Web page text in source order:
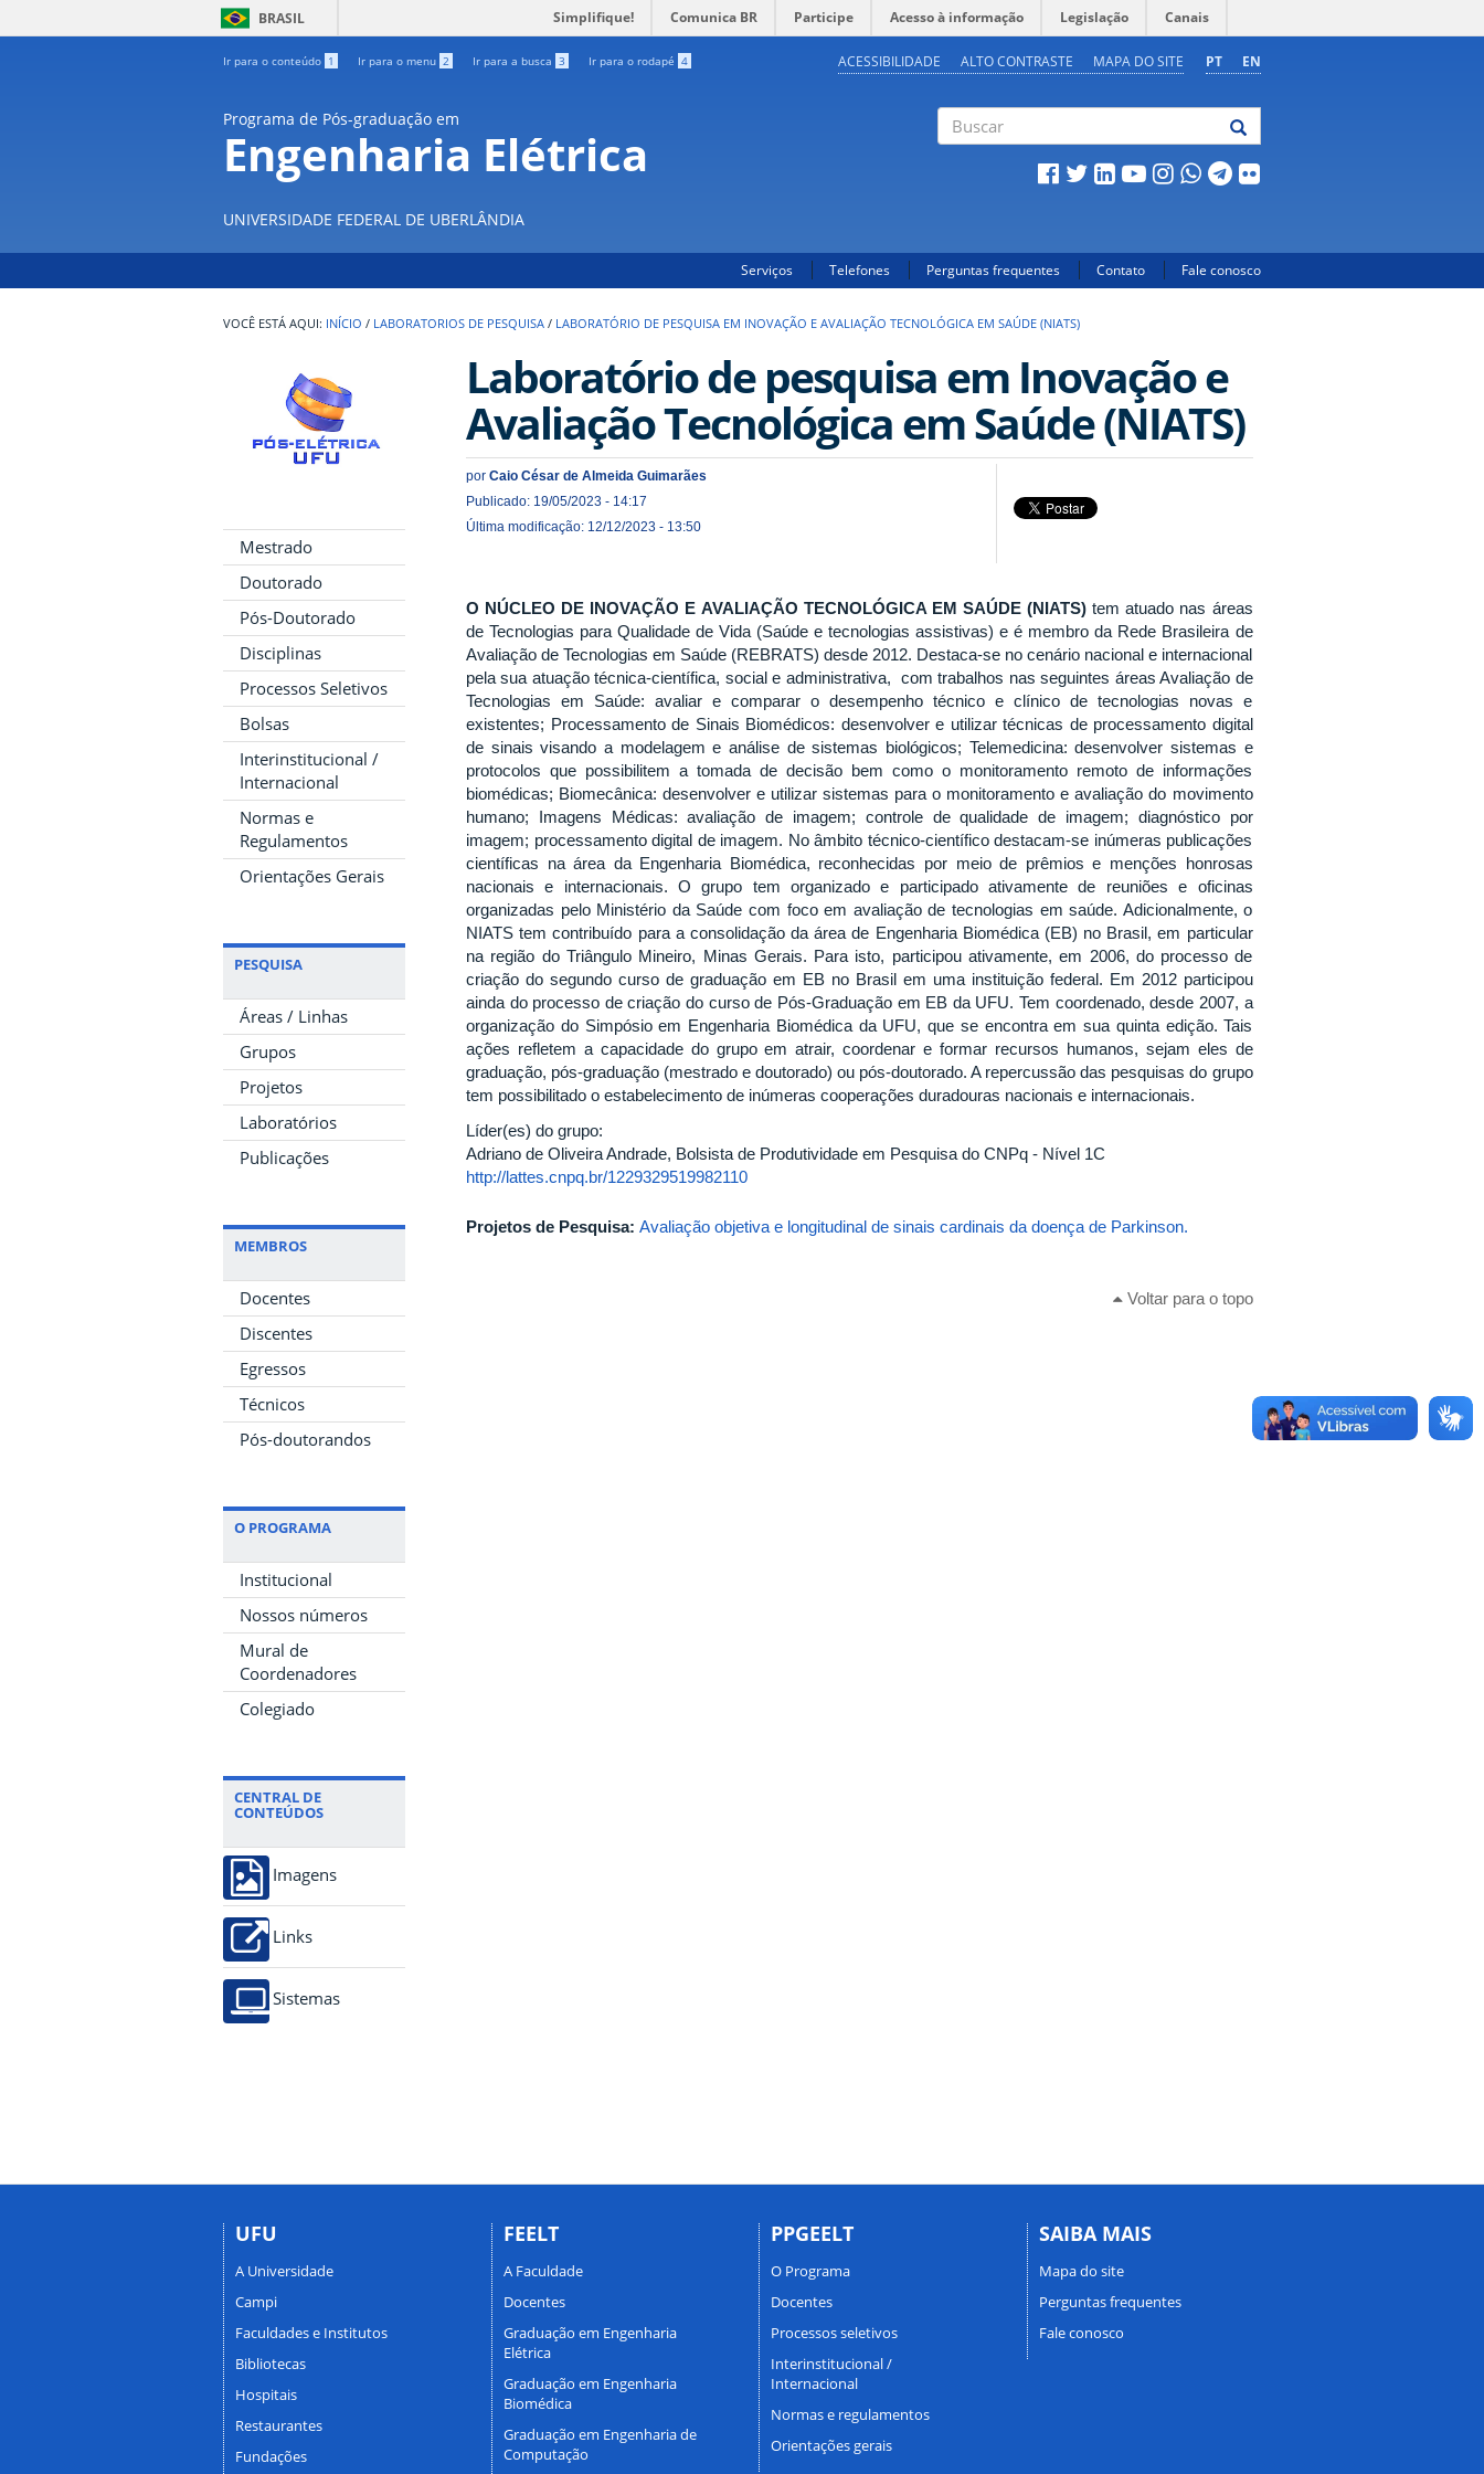
BRASIL Simplifique! Comunica BR Participe Acesso à informação Legislação Canais
Ir para o conteúdo 1 Ir para o menu 2 Ir para a busca 3 Ir para o rodapé 4 PT EN
ACESSIBILIDADE ALTO CONTRASTE MAPA DO SITE
Programa de Pós-graduação em
Engenharia Elétrica
UNIVERSIDADE FEDERAL DE UBERLÂNDIA
Serviços Telefones Perguntas frequentes Contato Fale conosco
INÍCIO / LABORATORIOS DE PESQUISA / LABORATÓRIO DE PESQUISA EM INOVAÇÃO E AVALIAÇÃO TECNOLÓGICA EM SAÚDE (NIATS)
Mestrado
Doutorado
Pós-Doutorado
Disciplinas
Processos Seletivos
Bolsas
Interinstitucional /
Internacional
Normas e
Regulamentos
Orientações Gerais
PESQUISA
Áreas / Linhas
Grupos
Projetos
Laboratórios
Publicações
MEMBROS
Docentes
Discentes
Egressos
Técnicos
Pós-doutorandos
O PROGRAMA
Institucional
Nossos números
Mural de
Coordenadores
Colegiado
CENTRAL DE
CONTEÚDOS
Imagens
Links
Sistemas
Laboratório de pesquisa em Inovação e
Avaliação Tecnológica em Saúde (NIATS)
por Caio César de Almeida Guimarães
Publicado: 19/05/2023 - 14:17
Última modificação: 12/12/2023 - 13:50
O NÚCLEO DE INOVAÇÃO E AVALIAÇÃO TECNOLÓGICA EM SAÚDE (NIATS) tem atuado nas áreas
de Tecnologias para Qualidade de Vida (Saúde e tecnologias assistivas) e é membro da Rede Brasileira de
Avaliação de Tecnologias em Saúde (REBRATS) desde 2012. Destaca-se no cenário nacional e internacional
pela sua atuação técnica-científica, social e administrativa, com trabalhos nas seguintes áreas Avaliação de
Tecnologias em Saúde: avaliar e comparar o desempenho técnico e clínico de tecnologias novas e
existentes; Processamento de Sinais Biomédicos: desenvolver e utilizar técnicas de processamento digital
de sinais visando a modelagem e análise de sistemas biológicos; Telemedicina: desenvolver sistemas e
protocolos que possibilitem a tomada de decisão bem como o monitoramento remoto de informações
biomédicas; Biomecânica: desenvolver e utilizar sistemas para o monitoramento e avaliação do movimento
humano; Imagens Médicas: avaliação de imagem; controle de qualidade de imagem; diagnóstico por
imagem; processamento digital de imagem. No âmbito técnico-científico destacam-se inúmeras publicações
científicas na área da Engenharia Biomédica, reconhecidas por meio de prêmios e menções honrosas
nacionais e internacionais. O grupo tem organizado e participado ativamente de reuniões e oficinas
organizadas pelo Ministério da Saúde com foco em avaliação de tecnologias em saúde. Adicionalmente, o
NIATS tem contribuído para a consolidação da área de Engenharia Biomédica (EB) no Brasil, em particular
na região do Triângulo Mineiro, Minas Gerais. Para isto, participou ativamente, em 2006, do processo de
criação do segundo curso de graduação em EB no Brasil em uma instituição federal. Em 2012 participou
ainda do processo de criação do curso de Pós-Graduação em EB da UFU. Tem coordenado, desde 2007, a
organização do Simpósio em Engenharia Biomédica da UFU, que se encontra em sua quinta edição. Tais
ações refletem a capacidade do grupo em atrair, coordenar e formar recursos humanos, sejam eles de
graduação, pós-graduação (mestrado e doutorado) ou pós-doutorado. A repercussão das pesquisas do grupo
tem possibilitado o estabelecimento de inúmeras cooperações duradouras nacionais e internacionais.
Líder(es) do grupo:
Adriano de Oliveira Andrade, Bolsista de Produtividade em Pesquisa do CNPq - Nível 1C
http://lattes.cnpq.br/1229329519982110
Projetos de Pesquisa: Avaliação objetiva e longitudinal de sinais cardinais da doença de Parkinson.
Voltar para o topo
UFU
A Universidade
Campi
Faculdades e Institutos
Bibliotecas
Hospitais
Restaurantes
Fundações
FEELT
A Faculdade
Docentes
Graduação em Engenharia
Elétrica
Graduação em Engenharia
Biomédica
Graduação em Engenharia de
Computação
PPGEELT
O Programa
Docentes
Processos seletivos
Interinstitucional /
Internacional
Normas e regulamentos
Orientações gerais
SAIBA MAIS
Mapa do site
Perguntas frequentes
Fale conosco